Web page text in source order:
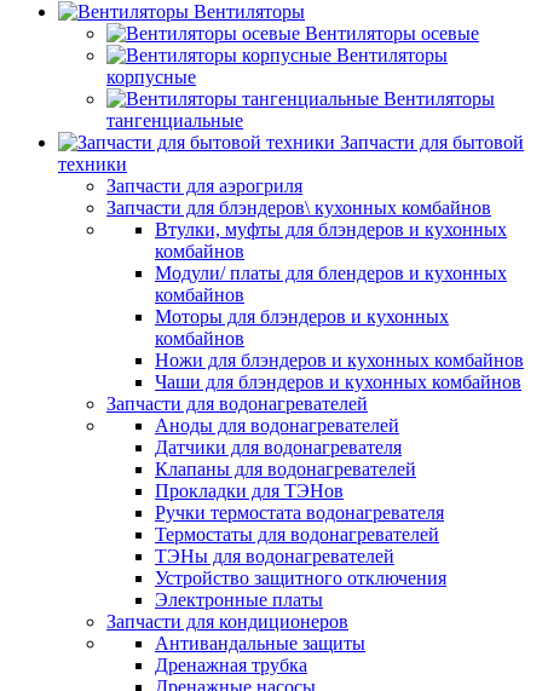
Вентиляторы
Вентиляторы осевые
Вентиляторы
корпусные
Вентиляторы
тангенциальные
Запчасти для бытовой
техники
Запчасти для аэрогриля
Запчасти для блэндеров\ кухонных комбайнов
Втулки, муфты для блэндеров и кухонных
комбайнов
Модули/ платы для блендеров и кухонных
комбайнов
Моторы для блэндеров и кухонных
комбайнов
Ножи для блэндеров и кухонных комбайнов
Чаши для блэндеров и кухонных комбайнов
Запчасти для водонагревателей
Аноды для водонагревателей
Датчики для водонагревателя
Клапаны для водонагревателей
Прокладки для ТЭНов
Ручки термостата водонагревателя
Термостаты для водонагревателей
ТЭНы для водонагревателей
Устройство защитного отключения
Электронные платы
Запчасти для кондиционеров
Антивандальные защиты
Дренажная трубка
Дренажные насосы